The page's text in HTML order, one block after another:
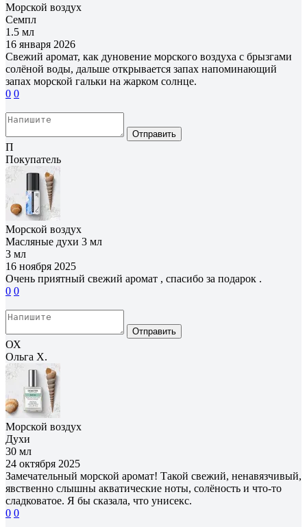
Морской воздух
Семпл
1.5 мл
16 января 2026
Свежий аромат, как дуновение морского воздуха с брызгами
солёной воды, дальше открывается запах напоминающий
запах морской гальки на жарком солнце.
0 0
Отправить
П
Покупатель
Морской воздух
Масляные духи 3 мл
3 мл
16 ноября 2025
Очень приятный свежий аромат , спасибо за подарок .
0 0
Отправить
ОХ
Ольга Х.
Морской воздух
Духи
30 мл
24 октября 2025
Замечательный морской аромат! Такой свежий, ненавязчивый,
явственно слышны акватические ноты, солёность и что-то
сладковатое. Я бы сказала, что унисекс.
0 0